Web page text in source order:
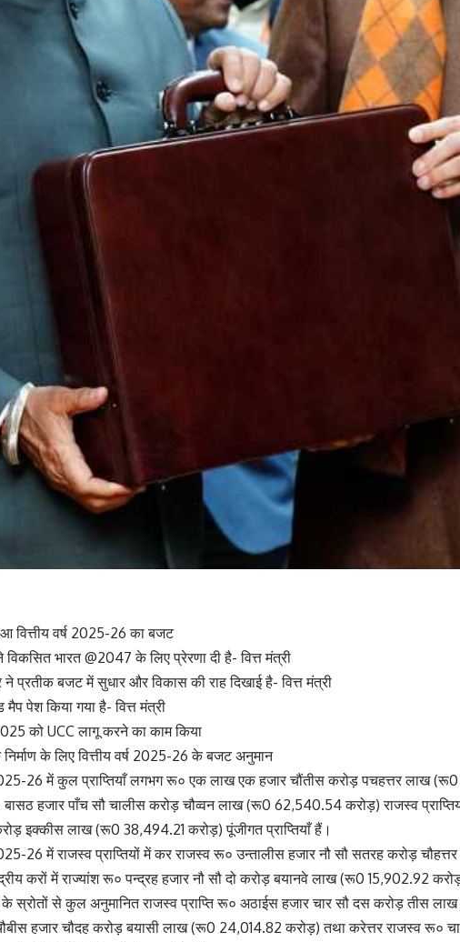
वित्तीय वर्ष 2025-26 का बजट
विकसित भारत @2047 के लिए प्रेरणा दी है- वित्त मंत्री
ने प्रतीक बजट में सुधार और विकास की राह दिखाई है- वित्त मंत्री
मैप पेश किया गया है- वित्त मंत्री
को UCC लागू करने का काम किया
के लिए वित्तीय वर्ष 2025-26 के बजट अनुमान
2025-26 में कुल प्राप्तियाँ लगभग रू० एक लाख एक हजार चौंतीस करोड़ पचहत्तर लाख
हजार पाँच सौ चालीस करोड़ चौव्वन लाख (रू0 62,540.54 करोड़) राजस्व
इक्कीस लाख (रू0 38,494.21 करोड़) पूंजीगत प्राप्तियाँ हैं।
26 में राजस्व प्राप्तियों में कर राजस्व रू० उन्तालीस हजार नौ सौ सतरह करोड़
करों में राज्यांश रू० पन्द्रह हजार नौ सौ दो करोड़ बयानवे लाख (रू0 15,902.92
स्रोतों से कुल अनुमानित राजस्व प्राप्ति रू० अठाईस हजार चार सौ दस करोड़ तीस
हजार चौदह करोड़ बयासी लाख (रू0 24,014.82 करोड़) तथा करेत्तर राजस्व रू०